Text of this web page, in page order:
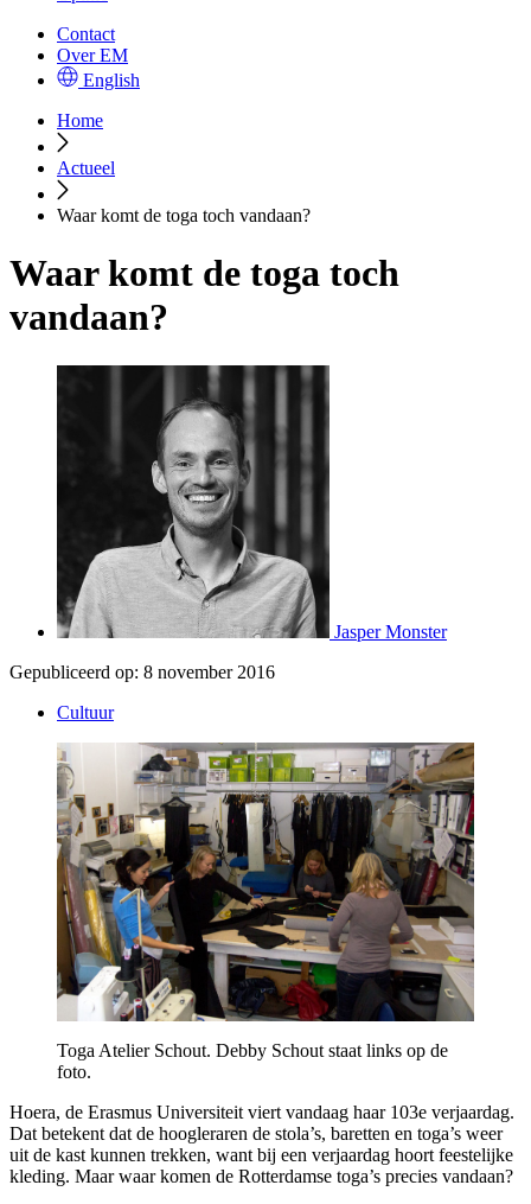
Contact
Over EM
English
Home
Actueel
Waar komt de toga toch vandaan?
Waar komt de toga toch
vandaan?
Jasper Monster
Gepubliceerd op: 8 november 2016
Cultuur
Toga Atelier Schout. Debby Schout staat links op de
foto.
Hoera, de Erasmus Universiteit viert vandaag haar 103e verjaardag.
Dat betekent dat de hoogleraren de stola’s, baretten en toga’s weer
uit de kast kunnen trekken, want bij een verjaardag hoort feestelijke
kleding. Maar waar komen de Rotterdamse toga’s precies vandaan?